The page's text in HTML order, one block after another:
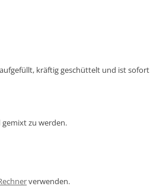
kräftig geschüttelt und ist sofort
zu werden.
verwenden.